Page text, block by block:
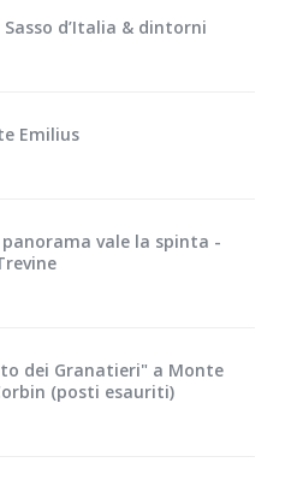
d’Italia & dintorni
Emilius
panorama vale la spinta -
dei Granatieri" a Monte
(posti esauriti)